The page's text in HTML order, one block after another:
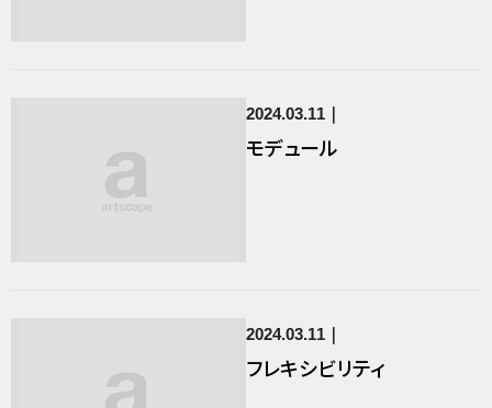
2024.03.11
モデュール
2024.03.11
フレキシビリティ